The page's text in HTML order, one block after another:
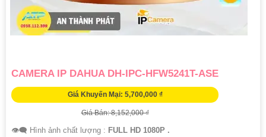
CAMERA IP DAHUA DH-IPC-HFW5241T-ASE
Giá Khuyến Mại: 5,700,000 ₫
Giá Bán: 8,152,000 ₫
👁️‍🗨 Hình ảnh chất lượng : FULL HD 1080P .